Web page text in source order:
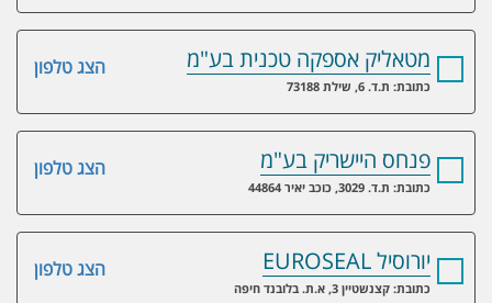
הצג טלפון מטאליק אספקה טכנית בע"מ
כתובת: ת.ד. 6, שילת 73188
הצג טלפון פנחס היישריק בע"מ
כתובת: ת.ד. 3029, כוכב יאיר 44864
הצג טלפון יורוסיל EUROSEAL
כתובת: קצנשטיין 3, א.ת. בלובנד חיפה